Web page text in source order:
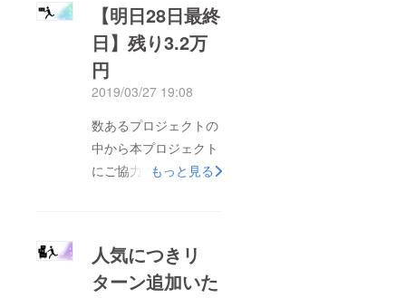
【明日28日最終
日】残り3.2万
円
2019/03/27 19:08
数あるプロジェクトの
中から本プロジェクト
にご協力、ご支援をい
だき、目標の20万円ま
で残り3.2万円となり
もっと見る
人気につきリ
ターン追加いた